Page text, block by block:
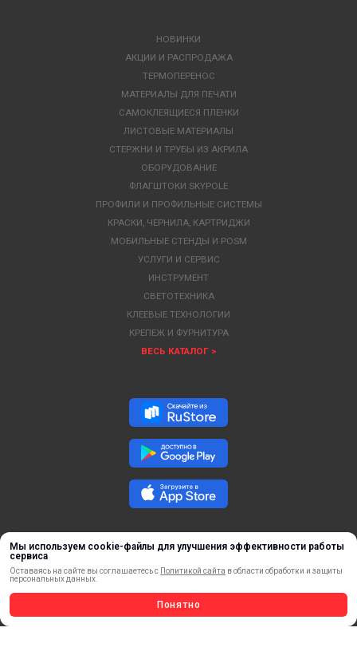
Мы используем cookie-файлы для улучшения эффективности работы
сервиса
Оставаясь на сайте вы соглашаетесь с Политикой сайта в области обработки и защиты
персональных данных.
Понятно
НОВИНКИ
АКЦИИ И РАСПРОДАЖА
ТЕРМОПЕРЕНОС
МАТЕРИАЛЫ ДЛЯ ПЕЧАТИ
САМОКЛЕЯЩИЕСЯ ПЛЕНКИ
ЛИСТОВЫЕ МАТЕРИАЛЫ
СТЕРЖНИ И ТРУБЫ ИЗ АКРИЛА
ОБОРУДОВАНИЕ
ФЛАГШТОКИ SKYPOLE
ПРОФИЛИ И ПРОФИЛЬНЫЕ СИСТЕМЫ
КРАСКИ, ЧЕРНИЛА, КАРТРИДЖИ
МОБИЛЬНЫЕ СТЕНДЫ И POSM
УСЛУГИ И СЕРВИС
ИНСТРУМЕНТ
СВЕТОТЕХНИКА
КЛЕЕВЫЕ ТЕХНОЛОГИИ
КРЕПЕЖ И ФУРНИТУРА
ВЕСЬ КАТАЛОГ >
ОБРАТНАЯ СВЯЗЬ